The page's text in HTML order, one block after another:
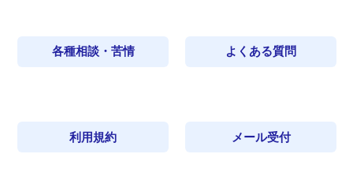
各種相談・苦情 よくある質問
利用規約 メール受付